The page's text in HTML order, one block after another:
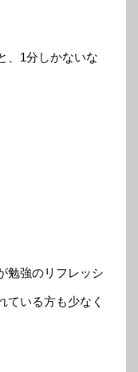
、1分しかないな
勉強のリフレッシ
ている方も少なく